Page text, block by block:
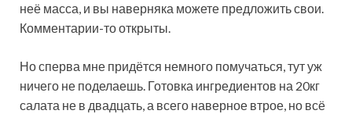
неё масса, и вы наверняка можете предложить свои.
Комментарии-то открыты.
Но сперва мне придётся немного помучаться, тут уж
ничего не поделаешь. Готовка ингредиентов на 20кг
салата не в двадцать, а всего наверное втрое, но всё